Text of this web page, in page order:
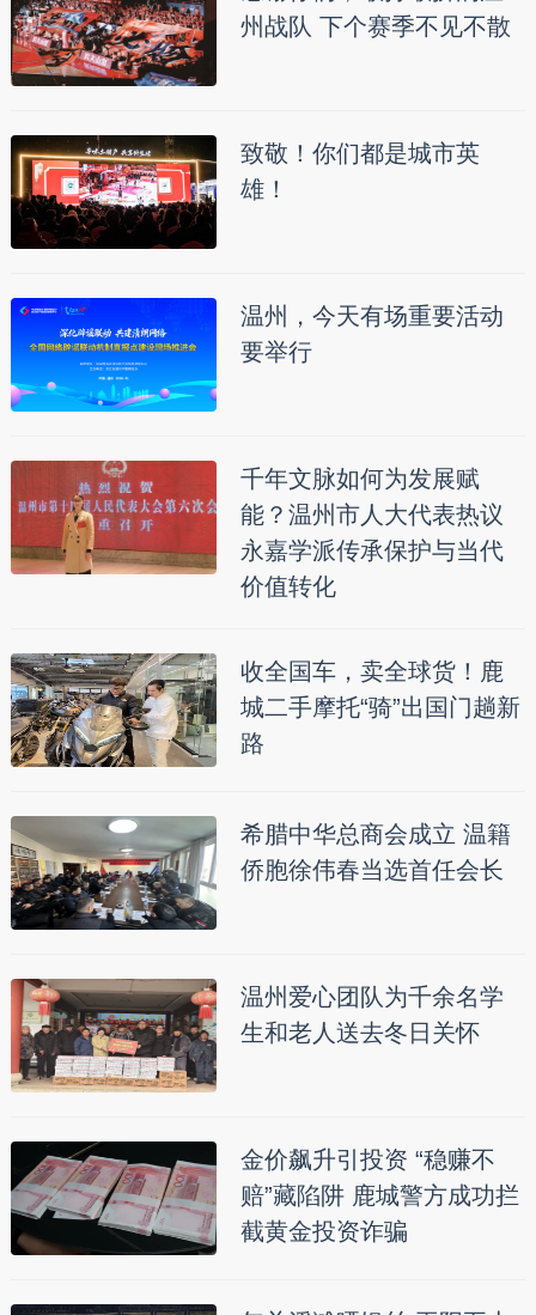
州战队 下个赛季不见不散
致敬！你们都是城市英
雄！
温州，今天有场重要活动
要举行
千年文脉如何为发展赋
能？温州市人大代表热议
永嘉学派传承保护与当代
价值转化
收全国车，卖全球货！鹿
城二手摩托“骑”出国门趟新
路
希腊中华总商会成立 温籍
侨胞徐伟春当选首任会长
温州爱心团队为千余名学
生和老人送去冬日关怀
金价飙升引投资 “稳赚不
赔”藏陷阱 鹿城警方成功拦
截黄金投资诈骗